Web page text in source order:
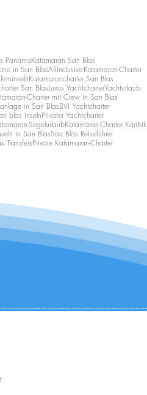
PanamaKatamaran San Blas
in San BlasAll-Inclusive-Katamaran-Charter
Katamarancharter San Blas
San BlasLuxus YachtcharterYachturlaub
Charter mit Crew in San Blas
in San BlasBVI Yachtcharter
blas inselnPrivater Yachtcharter
SegelurlaubKatamaran-Charter Karibik
in San BlasSan Blas Reiseführer
TransfersPrivate Katamaran-Charter